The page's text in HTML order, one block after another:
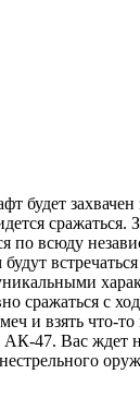
будет
сражаться.
по всюду
сражаться с
и взять что-
47. Вас ждет